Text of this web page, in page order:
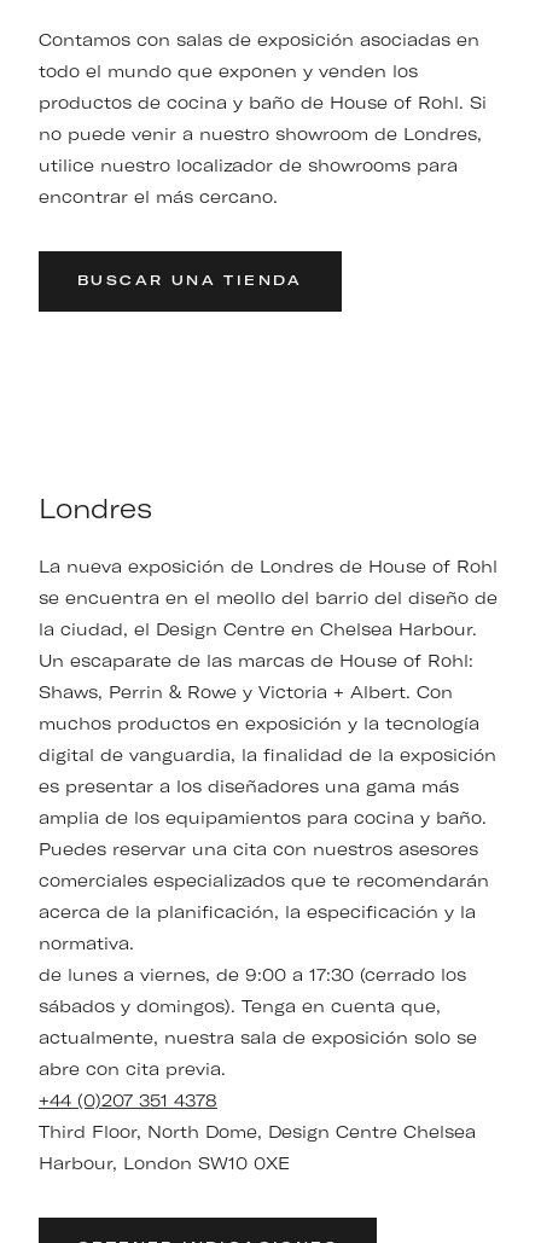
Contamos con salas de exposición asociadas en
todo el mundo que exponen y venden los
productos de cocina y baño de House of Rohl. Si
no puede venir a nuestro showroom de Londres,
utilice nuestro localizador de showrooms para
encontrar el más cercano.
BUSCAR UNA TIENDA
Londres
La nueva exposición de Londres de House of Rohl
se encuentra en el meollo del barrio del diseño de
la ciudad, el Design Centre en Chelsea Harbour.
Un escaparate de las marcas de House of Rohl:
Shaws, Perrin & Rowe y Victoria + Albert. Con
muchos productos en exposición y la tecnología
digital de vanguardia, la finalidad de la exposición
es presentar a los diseñadores una gama más
amplia de los equipamientos para cocina y baño.
Puedes reservar una cita con nuestros asesores
comerciales especializados que te recomendarán
acerca de la planificación, la especificación y la
normativa.
de lunes a viernes, de 9:00 a 17:30 (cerrado los
sábados y domingos). Tenga en cuenta que,
actualmente, nuestra sala de exposición solo se
abre con cita previa.
+44 (0)207 351 4378
Third Floor, North Dome, Design Centre Chelsea
Harbour, London SW10 0XE